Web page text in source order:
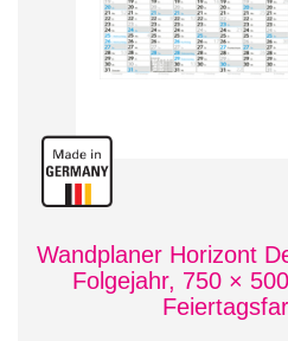
Wandplaner Horizont
Folgejahr, 750 ×